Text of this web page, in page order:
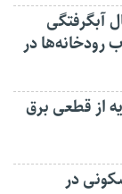
آبگرفتگی
رودخانه‌ها در
از قطعی برق
در